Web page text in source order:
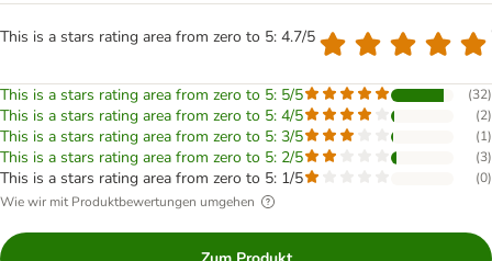
This is a stars rating area from zero to 5: 4.7/5
This is a stars rating area from zero to 5: 5/5 (32)
This is a stars rating area from zero to 5: 4/5 (2)
This is a stars rating area from zero to 5: 3/5 (1)
This is a stars rating area from zero to 5: 2/5 (3)
This is a stars rating area from zero to 5: 1/5 (0)
Wie wir mit Produktbewertungen umgehen